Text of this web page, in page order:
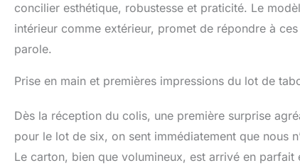
concilier esthétique, robustesse et praticité. Le
intérieur comme extérieur, promet de répondre à
parole.
Prise en main et premières impressions du lot de
Dès la réception du colis, une première surprise
pour le lot de six, on sent immédiatement que nous
Le carton, bien que volumineux, est arrivé en parfait